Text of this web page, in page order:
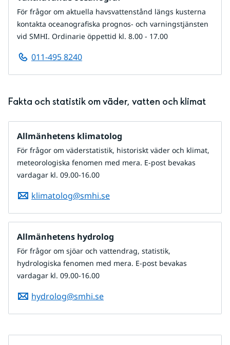
För frågor om aktuella havsvattenstånd längs kusterna
kontakta oceanografiska prognos- och varningstjänsten
vid SMHI. Ordinarie öppettid kl. 8.00 - 17.00
011-495 8240
Fakta och statistik om väder, vatten och klimat
Allmänhetens klimatolog
För frågor om väderstatistik, historiskt väder och klimat,
meteorologiska fenomen med mera. E-post bevakas
vardagar kl. 09.00-16.00
klimatolog@smhi.se
Allmänhetens hydrolog
För frågor om sjöar och vattendrag, statistik,
hydrologiska fenomen med mera. E-post bevakas
vardagar kl. 09.00-16.00
hydrolog@smhi.se